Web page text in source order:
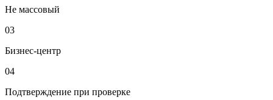
Не массовый
03
Бизнес-центр
04
Подтверждение при проверке